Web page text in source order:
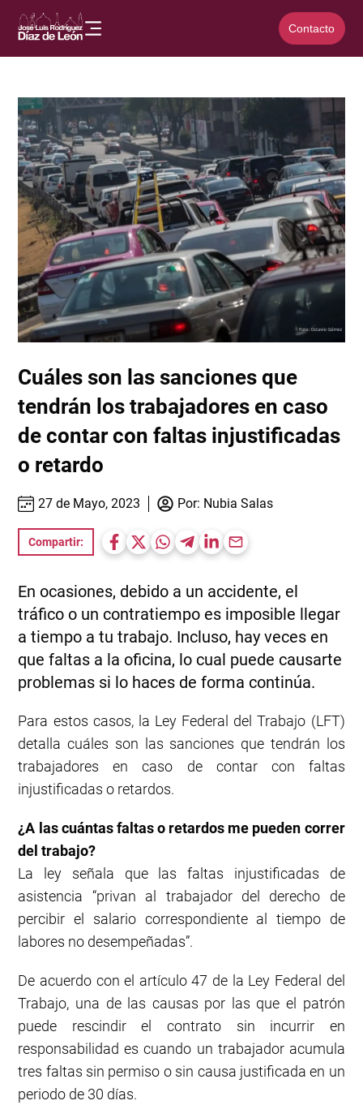
Contacto
Cuáles son las sanciones que
tendrán los trabajadores en caso
de contar con faltas injustificadas
o retardo
27 de Mayo, 2023 Por: Nubia Salas
Compartir:
En ocasiones, debido a un accidente, el
tráfico o un contratiempo es imposible llegar
a tiempo a tu trabajo. Incluso, hay veces en
que faltas a la oficina, lo cual puede causarte
problemas si lo haces de forma continúa.
Para estos casos, la Ley Federal del Trabajo (LFT)
detalla cuáles son las sanciones que tendrán los
trabajadores en caso de contar con faltas
injustificadas o retardos.
¿A las cuántas faltas o retardos me pueden correr
del trabajo?
La ley señala que las faltas injustificadas de
asistencia “privan al trabajador del derecho de
percibir el salario correspondiente al tiempo de
labores no desempeñadas”.
De acuerdo con el artículo 47 de la Ley Federal del
Trabajo, una de las causas por las que el patrón
puede rescindir el contrato sin incurrir en
responsabilidad es cuando un trabajador acumula
tres faltas sin permiso o sin causa justificada en un
periodo de 30 días.